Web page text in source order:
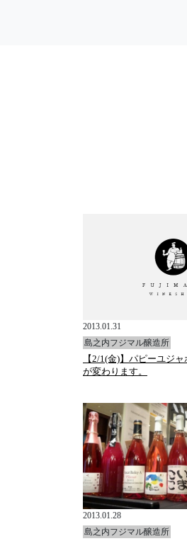
2013.01.31
島之内フジマル醸造所
【2/1(金)】パピーユジ
が変わります。
2013.01.28
島之内フジマル醸造所